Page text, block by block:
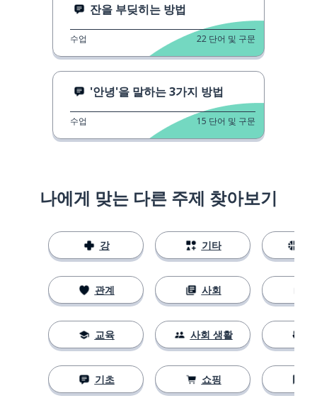
잔을 부딪히는 방법
수업 22 단어 및 구문
'안녕'을 말하는 3가지 방법
수업 15 단어 및 구문
나에게 맞는 다른 주제 찾아보기
강
관계
교육
기초
기타
사회
사회 생활
쇼핑